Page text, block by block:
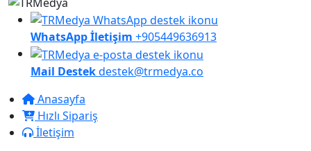
WhatsApp İletişim +905449636913
Mail Destekdestek@trmedya.co
Anasayfa
Hızlı Sipariş
İletişim